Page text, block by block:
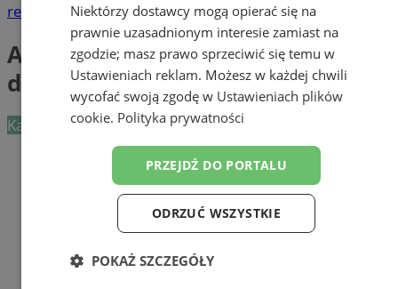
reklama
Agencje ochrony i biura
detektywistyczne
Kategoria nie zawiera żadnych prezentacji firm.
Pozostałe firmy w kategorii
Niektórzy dostawcy mogą opierać się na
prawnie uzasadnionym interesie zamiast na
zgodzie; masz prawo sprzeciwić się temu w
Ustawieniach reklam. Możesz w każdej chwili
wycofać swoją zgodę w Ustawieniach plików
cookie. Polityka prywatności
PRZEJDŹ DO PORTALU
ODRZUĆ WSZYSTKIE
POKAŻ SZCZEGÓŁY